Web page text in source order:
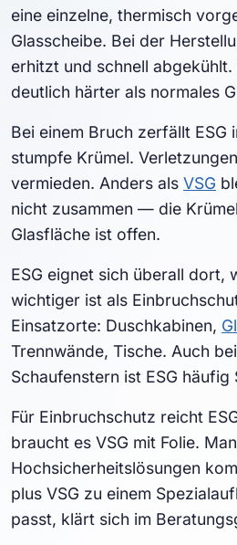
eine einzelne, thermisch
Glasscheibe. Bei der
erhitzt und schnell
deutlich härter als normales
Bei einem Bruch zerfällt ESG
stumpfe Krümel.
vermieden. Anders als VSG
nicht zusammen — die
Glasfläche ist offen.
ESG eignet sich überall dort,
wichtiger ist als
Einsatzorte: Duschkabinen,
Trennwände, Tische. Auch
Schaufenstern ist ESG häufig
Für Einbruchschutz reicht
braucht es VSG mit Folie.
Hochsicherheitslösungen
plus VSG zu einem
passt, klärt sich im